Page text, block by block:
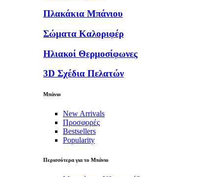
Πλακάκια Μπάνιου
Σώματα Καλοριφέρ
Ηλιακοί Θερμοσίφωνες
3D Σχέδια Πελατών
Μπάνιο
New Arrivals
Προσφορές
Bestsellers
Popularity
Περισσότερα για το Μπάνιο